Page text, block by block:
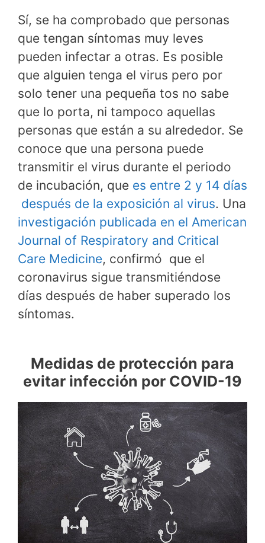
Sí, se ha comprobado que personas
que tengan síntomas muy leves
pueden infectar a otras. Es posible
que alguien tenga el virus pero por
solo tener una pequeña tos no sabe
que lo porta, ni tampoco aquellas
personas que están a su alrededor. Se
conoce que una persona puede
transmitir el virus durante el periodo
de incubación, que es entre 2 y 14 días
después de la exposición al virus. Una
investigación publicada en el American
Journal of Respiratory and Critical
Care Medicine, confirmó que el
coronavirus sigue transmitiéndose
días después de haber superado los
síntomas.
Medidas de protección para
evitar infección por COVID-19